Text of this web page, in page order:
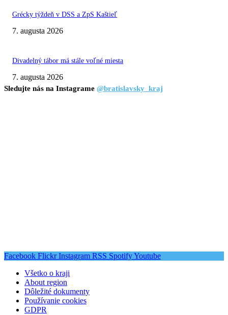
Grécky týždeň v DSS a ZpS Kaštieľ
7. augusta 2026
Divadelný tábor má stále voľné miesta
7. augusta 2026
Sledujte nás na Instagrame @bratislavsky_kraj
Facebook Flickr Instagram RSS SpotifyYoutube
Všetko o kraji
About region
Dôležité dokumenty
Používanie cookies
GDPR